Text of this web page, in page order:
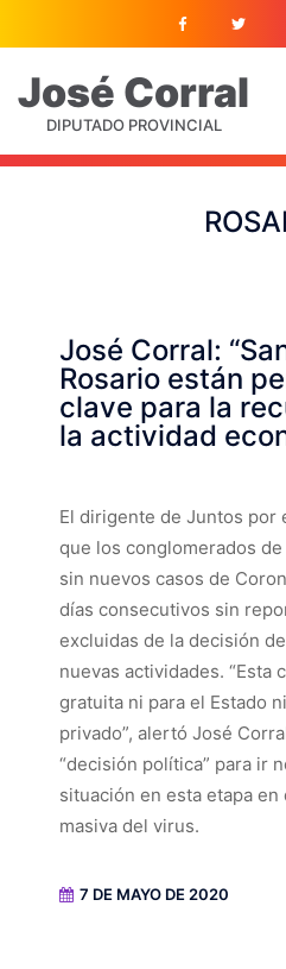
José Corral
DIPUTADO PROVINCIAL
José Corral:
Rosario están
clave para la
la actividad
El dirigente de Juntos por
que los conglomerados
sin nuevos casos de
días consecutivos sin
excluidas de la decisión
nuevas actividades. “Esta
gratuita ni para el Estado
privado”, alertó José
“decisión política” para ir
situación en esta etapa
masiva del virus.
7 DE MAYO DE 2020